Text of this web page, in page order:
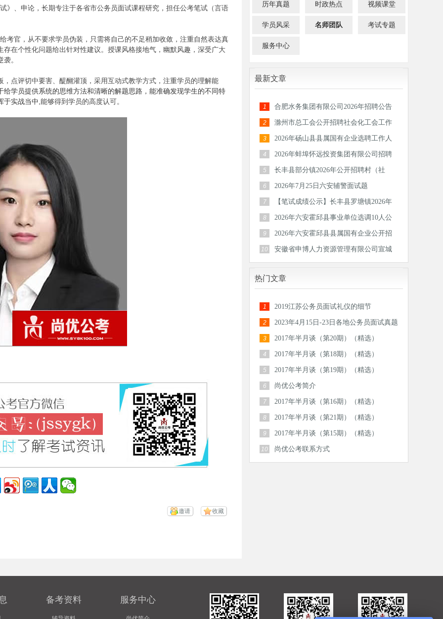
》、申论，长期专注于各省市公务员面试课程研究，担任公考笔试（言语
官，从不要求学员伪装，只需将自己的不足稍加收敛，注重自然表达真
在个性化问题给出针对性建议。授课风格接地气，幽默风趣，深受广大
。
评切中要害、醍醐灌顶，采用互动式教学方式，注重学员的理解能
给学员提供系统的思维方法和清晰的解题思路，能准确发现学生的不同特
实战当中, 能够得到学员的高度认可。
收藏
邀请
历年真题 时政热点 视频课堂
学员风采 名师团队 考试专题
服务中心
最新文章
1 合肥水务集团有限公司2026年招聘公告
2
滁州市总工会公开招聘社会化工会工作
者和专
3
2026年砀山县县属国有企业选聘工作人
员公告
4
2026年蚌埠怀远投资集团有限公司招聘
30人公
5
长丰县部分镇2026年公开招聘村（社
区）后备
6 2026年7月25日六安辅警面试题
7
【笔试成绩公示】长丰县罗塘镇2026年
公开招
8
2026年六安霍邱县事业单位选调10人公
告
9
2026年六安霍邱县县属国有企业公开招
聘工作
10
安徽省申博人力资源管理有限公司宣城
分公司
热门文章
1 2019江苏公务员面试礼仪的细节
2
2023年4月15日-23日各地公务员面试真题
汇总
3 2017年半月谈（第20期）（精选）
4 2017年半月谈（第18期）（精选）
5 2017年半月谈（第19期）（精选）
6 尚优公考简介
7 2017年半月谈（第16期）（精选）
8 2017年半月谈（第21期）（精选）
9 2017年半月谈（第15期）（精选）
10 尚优公考联系方式
备考资料 服务中心